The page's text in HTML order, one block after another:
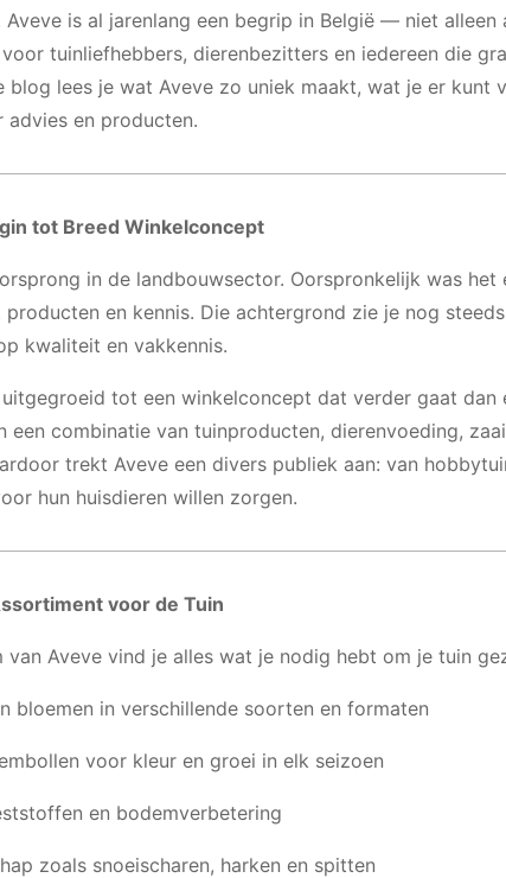
Aveve is al jarenlang een begrip in België — niet alleen
tuinliefhebbers, dierenbezitters en iedereen die
blog lees je wat Aveve zo uniek maakt, wat je er kunt
advies en producten.
tot Breed Winkelconcept
in de landbouwsector. Oorspronkelijk was het
producten en kennis. Die achtergrond zie je nog
kwaliteit en vakkennis.
uitgegroeid tot een winkelconcept dat verder gaat dan
een combinatie van tuinproducten, dierenvoeding,
trekt Aveve een divers publiek aan: van
hun huisdieren willen zorgen.
voor de Tuin
van Aveve vind je alles wat je nodig hebt om je tuin
bloemen in verschillende soorten en formaten
voor kleur en groei in elk seizoen
en bodemverbetering
zoals snoeischaren, harken en spitten